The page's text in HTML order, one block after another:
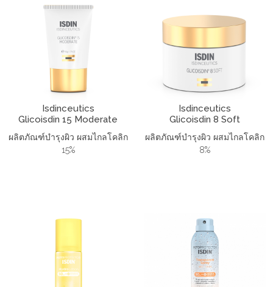
Isdinceutics
Glicoisdin 15 Moderate
ผลิตภัณฑ์บำรุงผิว ผสมไกลโคลิก
15%
Isdinceutics
Glicoisdin 8 Soft
ผลิตภัณฑ์บำรุงผิว ผสมไกลโคลิก
8%